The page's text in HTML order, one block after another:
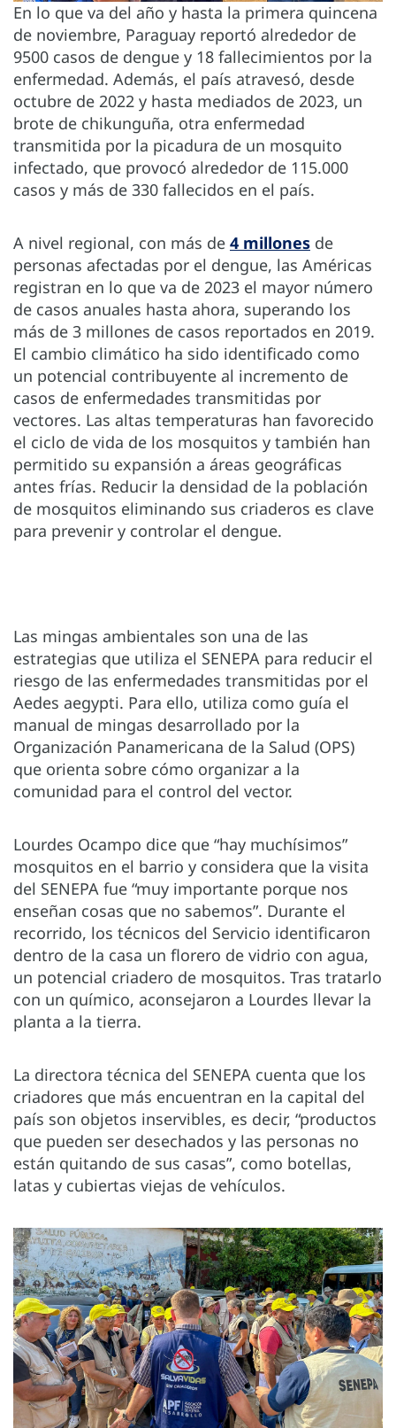
En lo que va del año y hasta la primera quincena
de noviembre, Paraguay reportó alrededor de
9500 casos de dengue y 18 fallecimientos por la
enfermedad. Además, el país atravesó, desde
octubre de 2022 y hasta mediados de 2023, un
brote de chikunguña, otra enfermedad
transmitida por la picadura de un mosquito
infectado, que provocó alrededor de 115.000
casos y más de 330 fallecidos en el país.
A nivel regional, con más de 4 millones de
personas afectadas por el dengue, las Américas
registran en lo que va de 2023 el mayor número
de casos anuales hasta ahora, superando los
más de 3 millones de casos reportados en 2019.
El cambio climático ha sido identificado como
un potencial contribuyente al incremento de
casos de enfermedades transmitidas por
vectores. Las altas temperaturas han favorecido
el ciclo de vida de los mosquitos y también han
permitido su expansión a áreas geográficas
antes frías. Reducir la densidad de la población
de mosquitos eliminando sus criaderos es clave
para prevenir y controlar el dengue.
Las mingas ambientales son una de las
estrategias que utiliza el SENEPA para reducir el
riesgo de las enfermedades transmitidas por el
Aedes aegypti. Para ello, utiliza como guía el
manual de mingas desarrollado por la
Organización Panamericana de la Salud (OPS)
que orienta sobre cómo organizar a la
comunidad para el control del vector.
Lourdes Ocampo dice que “hay muchísimos”
mosquitos en el barrio y considera que la visita
del SENEPA fue “muy importante porque nos
enseñan cosas que no sabemos”. Durante el
recorrido, los técnicos del Servicio identificaron
dentro de la casa un florero de vidrio con agua,
un potencial criadero de mosquitos. Tras tratarlo
con un químico, aconsejaron a Lourdes llevar la
planta a la tierra.
La directora técnica del SENEPA cuenta que los
criadores que más encuentran en la capital del
país son objetos inservibles, es decir, “productos
que pueden ser desechados y las personas no
están quitando de sus casas”, como botellas,
latas y cubiertas viejas de vehículos.